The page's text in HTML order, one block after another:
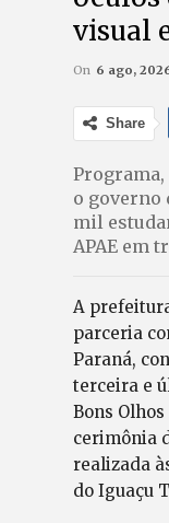
visual
On 6 ago,
Share
o governo
mil
APAE em
A
parceria
Paraná,
terceira e
Bons
cerimônia
realizada
do Iguaçu